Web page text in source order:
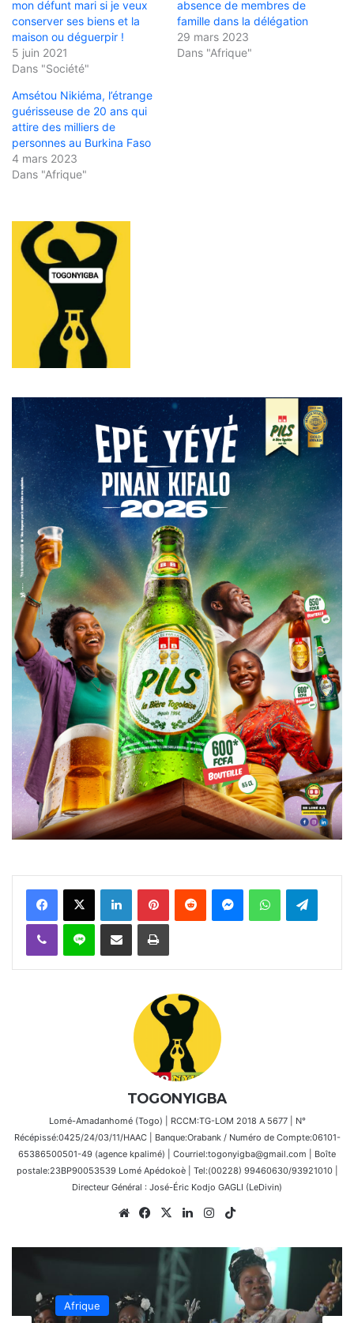
mon défunt mari si je veux
conserver ses biens et la
maison ou déguerpir !
5 juin 2021
Dans "Société"
absence de membres de
famille dans la délégation
29 mars 2023
Dans "Afrique"
Amsétou Nikiéma, l’étrange
guérisseuse de 20 ans qui
attire des milliers de
personnes au Burkina Faso
4 mars 2023
Dans "Afrique"
FacebookX Linkedin PinterestReddit MessengerWhatsAppTelegram
Viber Ligne Partager par email Imprimer
TOGONYIGBA
Lomé-Amadanhomé (Togo) | RCCM:TG-LOM 2018 A 5677 | N°
Récépissé:0425/24/03/11/HAAC | Banque:Orabank / Numéro de Compte:06101-
65386500501-49 (agence kpalimé) | Courriel:togonyigba@gmail.com | Boîte
postale:23BP90053539 Lomé Apédokoè | Tel:(00228) 99460630/93921010 |
Directeur Général : José-Éric Kodjo GAGLI (LeDivin)
WebsiteFacebook
X LinkedinInstagram
Afrique